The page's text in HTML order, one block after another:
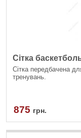
Сітка
Сітка передбачена
тренувань.
875 грн.